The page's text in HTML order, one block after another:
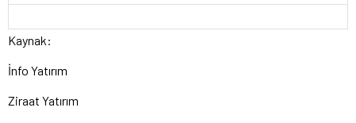
Kaynak:
İnfo Yatırım
Ziraat Yatırım